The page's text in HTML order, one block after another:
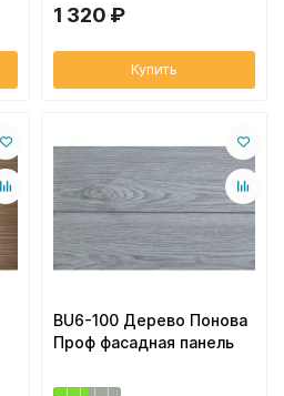
1 320 ₽
Купить
BU6-100 Дерево Понова
Проф фасадная панель